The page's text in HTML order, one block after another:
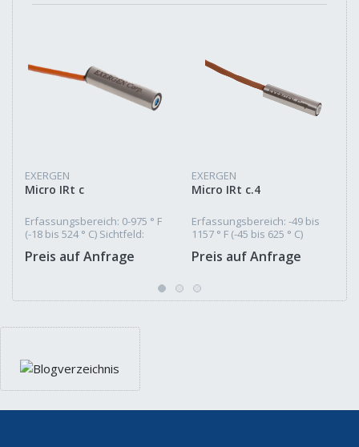
EXERGEN
Micro IRt c
Erfassungsbereich: 0-975 ° F
(-18 bis 524 ° C) Sichtfeld:
Punktgröße: 0,1” (3 mm)
Preis auf Anfrage
EXERGEN
Micro IRt c.4
Erfassungsbereich: -49 bis
1157 ° F (-45 bis 625 ° C)
Maximale Punktgröße: 0,1” (3
Preis auf Anfrage